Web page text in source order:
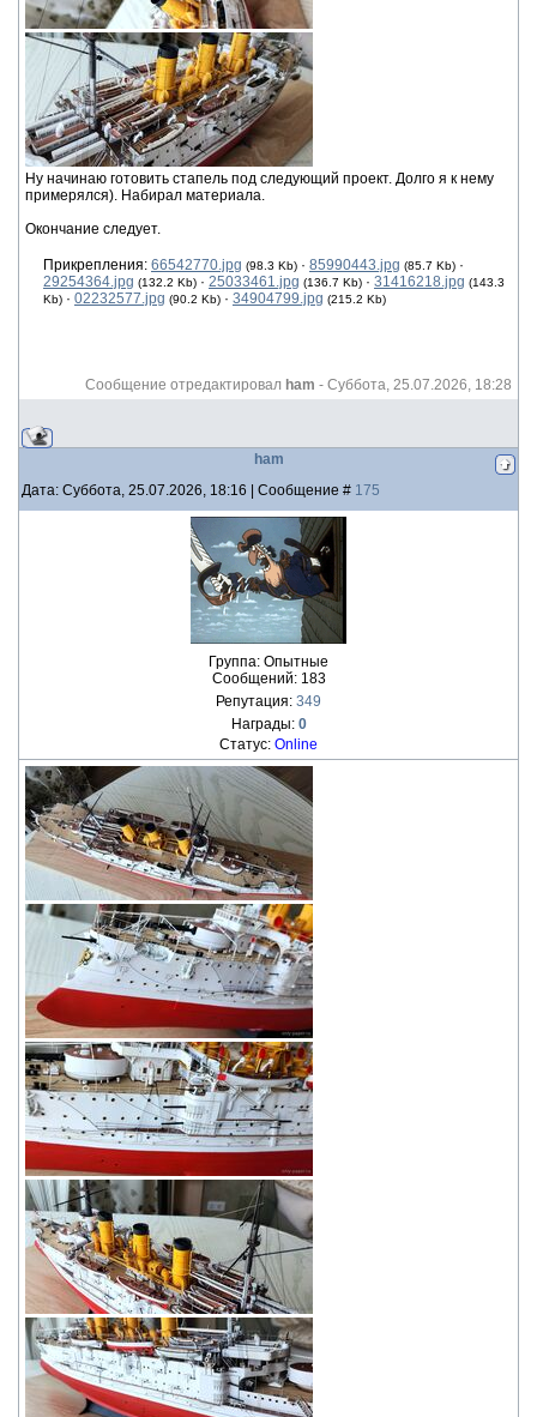
Ну начинаю готовить стапель под следующий проект. Долго я к нему
примерялся). Набирал материала.
Окончание следует.
Прикрепления: 66542770.jpg (98.3 Kb) · 85990443.jpg (85.7 Kb) ·
29254364.jpg (132.2 Kb) · 25033461.jpg (136.7 Kb) · 31416218.jpg (143.3
Kb) · 02232577.jpg (90.2 Kb) · 34904799.jpg (215.2 Kb)
Сообщение отредактировал ham - Суббота, 25.07.2026, 18:28
ham
Дата: Суббота, 25.07.2026, 18:16 | Сообщение # 175
Группа: Опытные
Сообщений: 183
Репутация: 349
Награды: 0
Статус: Online